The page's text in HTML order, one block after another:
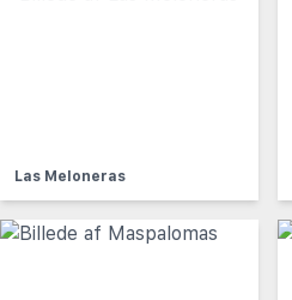
Las Meloneras